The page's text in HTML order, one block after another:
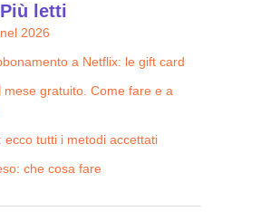
Più letti
2026
a Netflix: le gift card
mese gratuito. Come fare e a
ecco tutti i metodi accettati
che cosa fare